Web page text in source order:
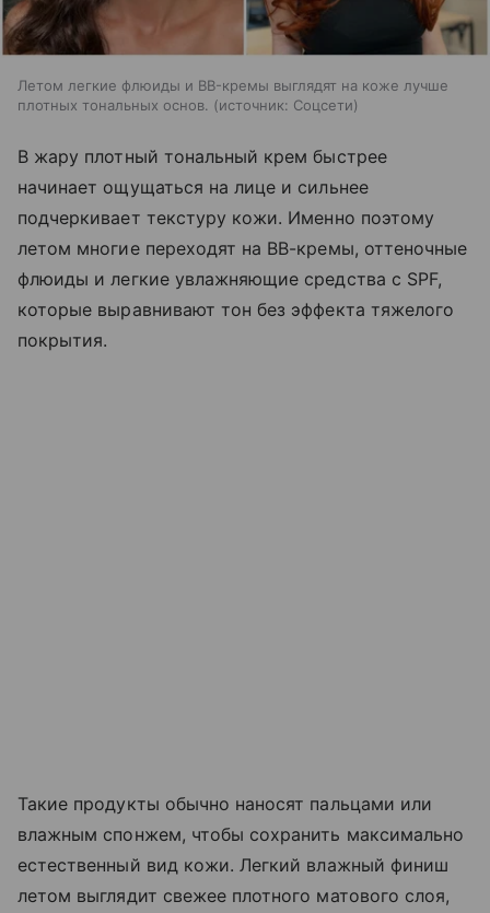
Летом легкие флюиды и BB-кремы выглядят на коже лучше
плотных тональных основ.
источник: Соцсети
В жару плотный тональный крем быстрее
начинает ощущаться на лице и сильнее
подчеркивает текстуру кожи. Именно поэтому
летом многие переходят на BB-кремы, оттеночные
флюиды и легкие увлажняющие средства с SPF,
которые выравнивают тон без эффекта тяжелого
покрытия.
Такие продукты обычно наносят пальцами или
влажным спонжем, чтобы сохранить максимально
естественный вид кожи. Легкий влажный финиш
летом выглядит свежее плотного матового слоя,